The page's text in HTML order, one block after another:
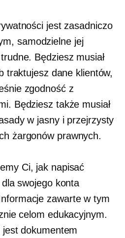
jest zasadniczo
samodzielne jej
Będziesz musiał
traktujesz dane klientów,
zgodność z
Będziesz także musiał
w jasny i przejrzysty
żargonów prawnych.
Ci, jak napisać
swojego konta
zawarte w tym
celom edukacyjnym.
dokumentem